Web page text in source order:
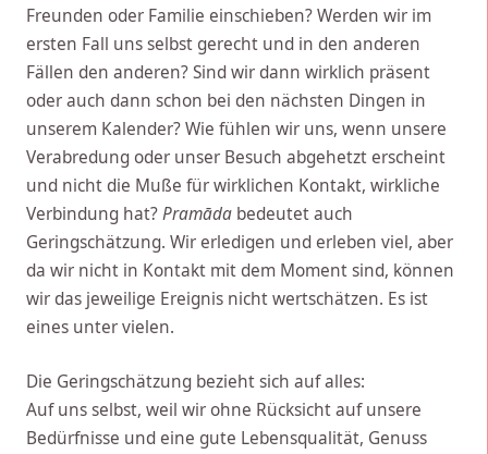
Freunden oder Familie einschieben? Werden wir im
ersten Fall uns selbst gerecht und in den anderen
Fällen den anderen? Sind wir dann wirklich präsent
oder auch dann schon bei den nächsten Dingen in
unserem Kalender? Wie fühlen wir uns, wenn unsere
Verabredung oder unser Besuch abgehetzt erscheint
und nicht die Muße für wirklichen Kontakt, wirkliche
Verbindung hat?Pramāda bedeutet auch
Geringschätzung. Wir erledigen und erleben viel, aber
da wir nicht in Kontakt mit dem Moment sind, können
wir das jeweilige Ereignis nicht wertschätzen. Es ist
eines unter vielen.
Die Geringschätzung bezieht sich auf alles:
Auf uns selbst, weil wir ohne Rücksicht auf unsere
Bedürfnisse und eine gute Lebensqualität, Genuss